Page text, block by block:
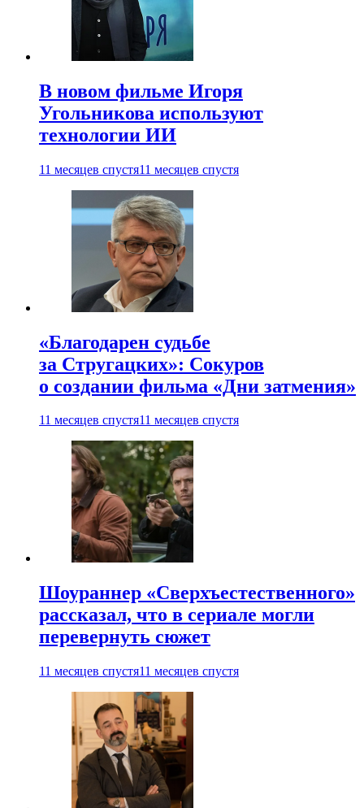
В новом фильме Игоря
Угольникова используют
технологии ИИ
11 месяцев спустя11 месяцев спустя
«Благодарен судьбе
за Стругацких»: Сокуров
о создании фильма «Дни затмения»
11 месяцев спустя11 месяцев спустя
Шоураннер «Сверхъестественного»
рассказал, что в сериале могли
перевернуть сюжет
11 месяцев спустя11 месяцев спустя